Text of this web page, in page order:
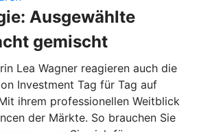
Ausgewählte
gemischt
Lea Wagner reagieren auch die
Investment Tag für Tag auf
ihrem professionellen Weitblick
der Märkte. So brauchen Sie